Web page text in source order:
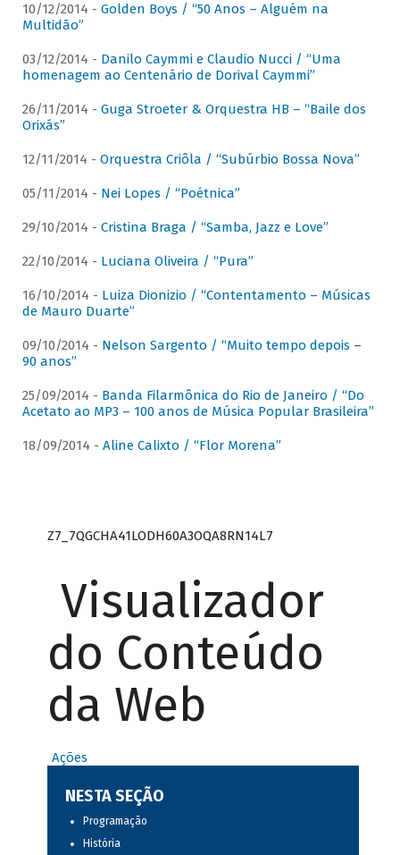
10/12/2014 - Golden Boys / “50 Anos – Alguém na
Multidão”
03/12/2014 - Danilo Caymmi e Claudio Nucci / “Uma
homenagem ao Centenário de Dorival Caymmi”
26/11/2014 - Guga Stroeter & Orquestra HB – “Baile dos
Orixás”
12/11/2014 - Orquestra Criôla / “Subúrbio Bossa Nova”
05/11/2014 - Nei Lopes / “Poétnica”
29/10/2014 - Cristina Braga / “Samba, Jazz e Love”
22/10/2014 - Luciana Oliveira / “Pura”
16/10/2014 - Luiza Dionizio / “Contentamento – Músicas
de Mauro Duarte”
09/10/2014 - Nelson Sargento / “Muito tempo depois –
90 anos”
25/09/2014 - Banda Filarmônica do Rio de Janeiro / “Do
Acetato ao MP3 – 100 anos de Música Popular Brasileira”
18/09/2014 - Aline Calixto / “Flor Morena”
Z7_7QGCHA41LODH60A3OQA8RN14L7
Visualizador
do Conteúdo
da Web
Ações
NESTA SEÇÃO
Programação
História